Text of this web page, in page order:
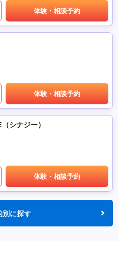
体験・相談予約
体験・相談予約
シナジー）
体験・相談予約
別に探す